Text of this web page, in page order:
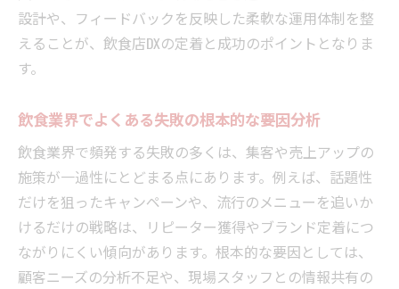
設計や、フィードバックを反映した柔軟な運用体制を整
えることが、飲食店DXの定着と成功のポイントとなりま
す。
飲食業界でよくある失敗の根本的な要因分析
飲食業界で頻発する失敗の多くは、集客や売上アップの
施策が一過性にとどまる点にあります。例えば、話題性
だけを狙ったキャンペーンや、流行のメニューを追いか
けるだけの戦略は、リピーター獲得やブランド定着につ
ながりにくい傾向があります。根本的な要因としては、
顧客ニーズの分析不足や、現場スタッフとの情報共有の